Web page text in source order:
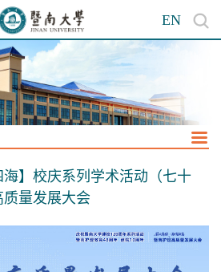
EN
海】校庆系列学术活动（七十
量发展大会